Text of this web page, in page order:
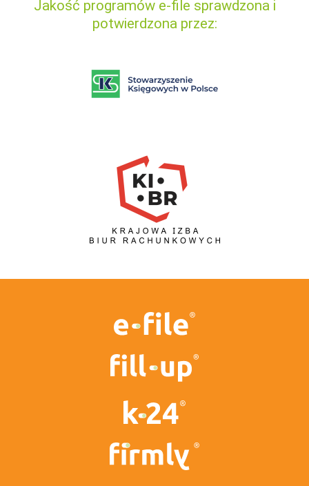
Jakość programów e-file sprawdzona i
potwierdzona przez: